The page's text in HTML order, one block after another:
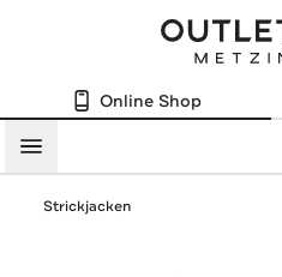
Online Shop
Menü
Strickjacken